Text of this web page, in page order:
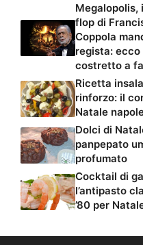
Megalopolis,
flop di
Coppola
regista: ecco
costretto a
Ricetta
rinforzo: il
Natale
Dolci di
panpepato
profumato
Cocktail di
l’antipasto
’80 per